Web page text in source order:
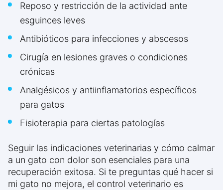
Reposo y restricción de la actividad ante
esguinces leves
Antibióticos para infecciones y abscesos
Cirugía en lesiones graves o condiciones
crónicas
Analgésicos y antiinflamatorios específicos
para gatos
Fisioterapia para ciertas patologías
Seguir las indicaciones veterinarias y cómo calmar
a un gato con dolor son esenciales para una
recuperación exitosa. Si te preguntas qué hacer si
mi gato no mejora, el control veterinario es